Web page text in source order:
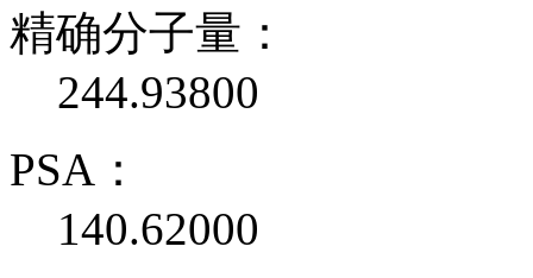
精确分子量：
244.93800
PSA：
140.62000